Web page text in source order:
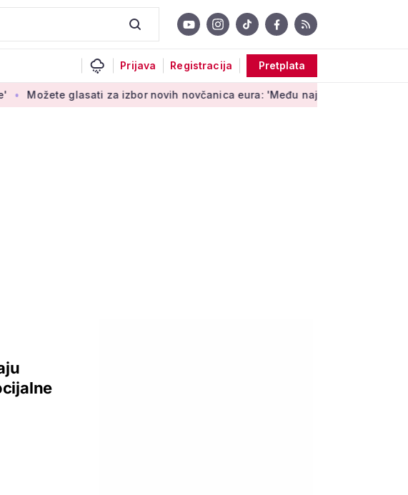
Prijava Registracija Pretplata
glasati za izbor novih novčanica eura: 'Među najopipljivijim su izrazima